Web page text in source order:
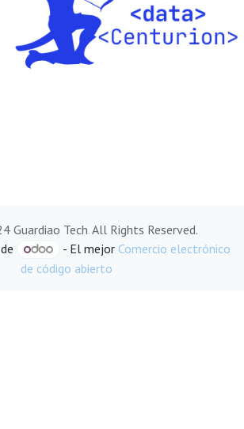
Guardiao Tech.All Rights Reserved.
- El mejor Comercio electrónico
de código abierto